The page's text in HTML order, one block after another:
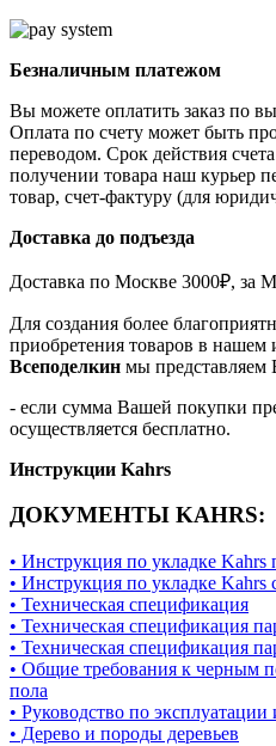
Безналичным платежом
Вы можете оплатить заказ по
Оплата по счету может быть
переводом. Срок действия
получении товара наш курьер
товар, счет-фактуру (для
Доставка до подъезда
Доставка по Москве 3000₽,
Для создания более
приобретения товаров в нашем
Всеподелкин мы представляем
- если сумма Вашей покупки
осуществляется бесплатно.
Инструкции Kahrs
ДОКУМЕНТЫ KAHRS:
• Инструкция по укладке
• Инструкция по укладке Kahrs
• Техническая спецификация
• Техническая спецификация
• Техническая спецификация
• Общие требования к черным
пола
• Руководство по эксплуатации
• Дерево и породы деревьев